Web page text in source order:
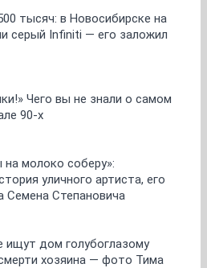
тысяч: в Новосибирске на
серый Infiniti — его заложил
Чего вы не знали о самом
90-х
молоко соберу»:
уличного артиста, его
Семена Степановича
ищут дом голубоглазому
хозяина — фото Тима